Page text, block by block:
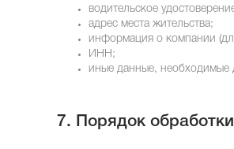
водительское
адрес места жительства;
информация о компании
ИНН;
иные данные, необходимые
7. Порядок